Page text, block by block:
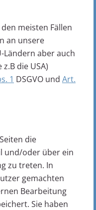
meisten Fällen
an unsere
Ländern aber auch
die USA)
1 DSGVO und Art.
die
und/oder über ein
zu treten. In
gemachten
Bearbeitung
Sie haben